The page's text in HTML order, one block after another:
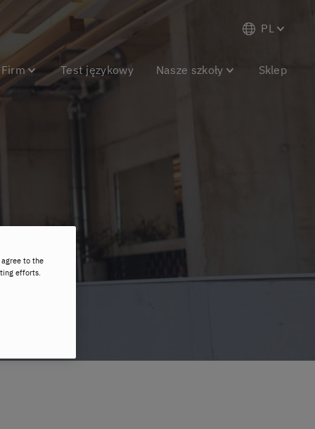
PL
Test językowy Nasze szkoły Sklep
to the
efforts.